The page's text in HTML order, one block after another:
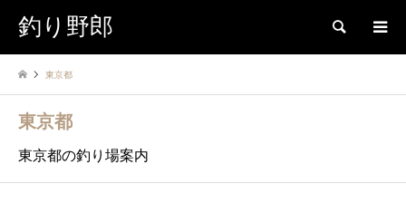
釣り野郎 検索
東京都
東京都
東京都の釣り場案内